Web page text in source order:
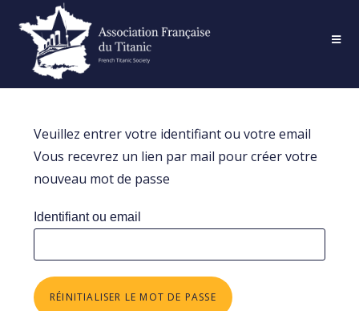
Veuillez entrer votre identifiant ou votre email
Vous recevrez un lien par mail pour créer votre
nouveau mot de passe
Identifiant ou email